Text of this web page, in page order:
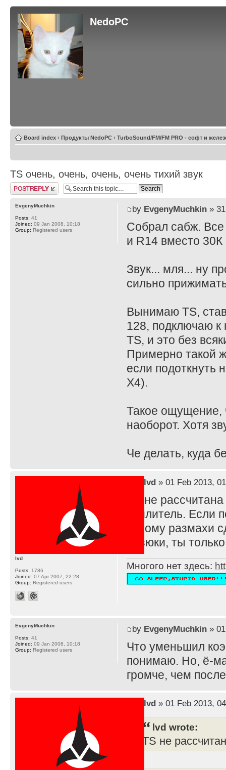
NedoPC
Board index ‹ Продукты NedoPC ‹ TurboSound/FM/FM PRO - софт и
TS очень, очень, очень, очень тихий звук
Post a reply
by EvgenyMuchkin» 31
Собрал сабж.
и R14 вместо 30К
Звук... мля... ну
сильно
Вынимаю TS,
128, подключаю к
TS, и это без
Примерно такой
если подоткнуть
X4).
Такое ощущение,
наоборот. Хотя
Че делать, куда
EvgenyMuchkin
Posts: 41
Joined: 09 Jan 2008, 10:18
Group: Registered users
lvd» 01 Feb 2013,
TS не
усилитель. Если
потому размахи
резюки, ты
Многого нет здесь:
lvd
Posts: 1786
Joined: 07 Apr 2007, 22:28
Group: Registered users
by EvgenyMuchkin» 01
Что уменьшил
понимаю. Но, ё-
громче, чем
EvgenyMuchkin
Posts: 41
Joined: 09 Jan 2008, 10:18
Group: Registered users
lvd» 01 Feb 2013,
lvd wrote:
TS не